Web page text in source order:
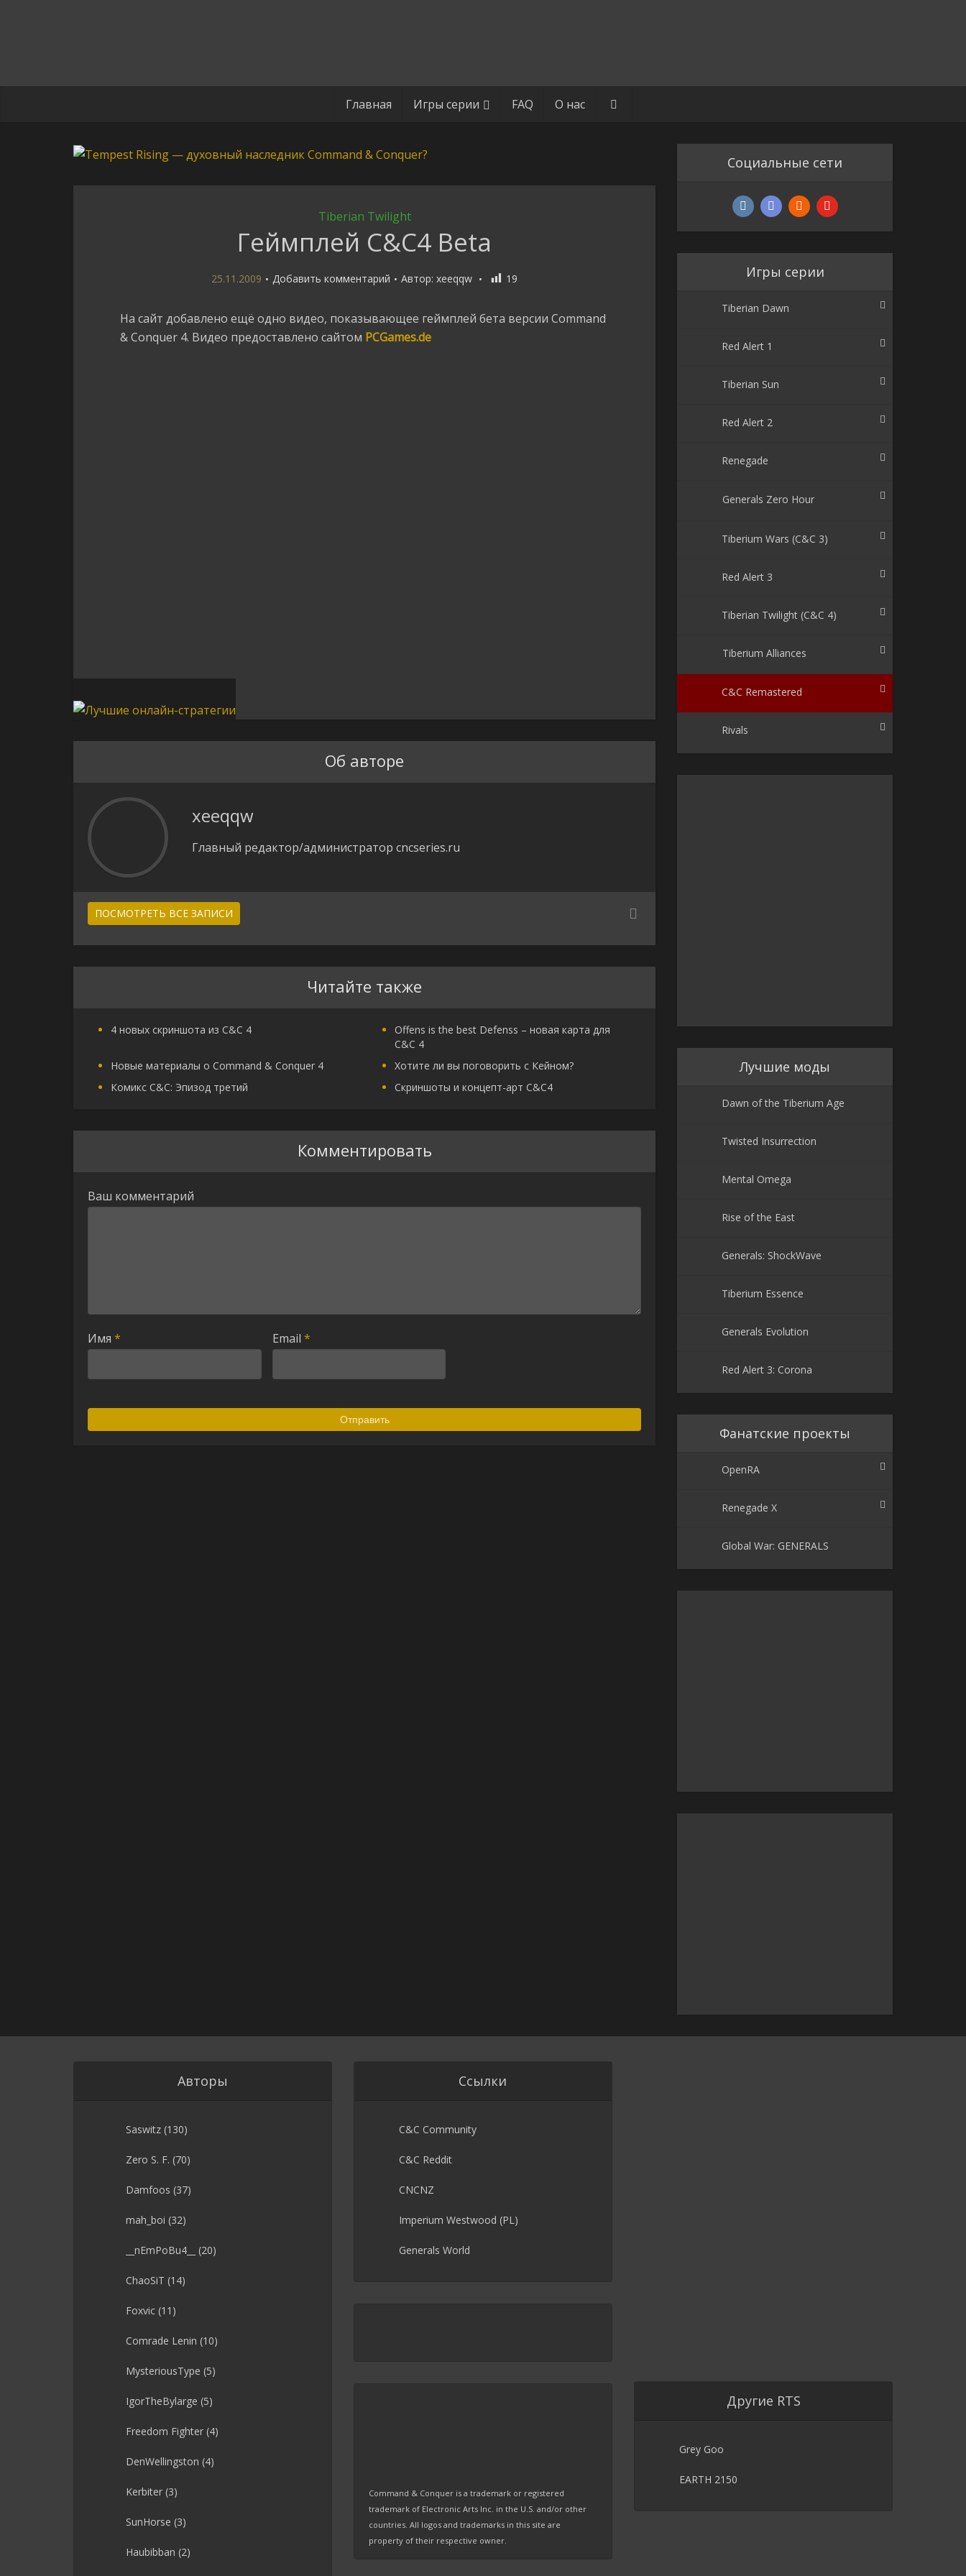
Главная Игры серии FAQ О нас
Tiberian Twilight
Геймплей C&C4 Beta
25.11.2009 Добавить комментарий Автор: xeeqqw 19
На сайт добавлено ещё одно видео, показывающее геймплей бета версии Command
& Conquer 4. Видео предоставлено сайтом PCGames.de
Об авторе
xeeqqw
Главный редактор/администратор cncseries.ru
ПОСМОТРЕТЬ ВСЕ ЗАПИСИ
Читайте также
4 новых скриншота из C&C 4
Offens is the best Defenss – новая карта для
С&С 4
Новые материалы о Command & Conquer 4
Хотите ли вы поговорить с Кейном?
Комикс C&C: Эпизод третий
Скриншоты и концепт-арт C&C4
Комментировать
Ваш комментарий
Имя * Email *
Социальные сети
Игры серии
Tiberian Dawn
Red Alert 1
Tiberian Sun
Red Alert 2
Renegade
Generals Zero Hour
Tiberium Wars (C&C 3)
Red Alert 3
Tiberian Twilight (C&C 4)
Tiberium Alliances
C&C Remastered
Rivals
Лучшие моды
Dawn of the Tiberium Age
Twisted Insurrection
Mental Omega
Rise of the East
Generals: ShockWave
Tiberium Essence
Generals Evolution
Red Alert 3: Corona
Фанатские проекты
OpenRA
Renegade X
Global War: GENERALS
Авторы
Saswitz (130)
Zero S. F. (70)
Damfoos (37)
mah_boi (32)
__nEmPoBu4__ (20)
ChaoSiT (14)
Foxvic (11)
Comrade Lenin (10)
MysteriousType (5)
IgorTheBylarge (5)
Freedom Fighter (4)
DenWellingston (4)
Kerbiter (3)
SunHorse (3)
Haubibban (2)
Ссылки
C&C Community
C&C Reddit
CNCNZ
Imperium Westwood (PL)
Generals World
Command & Conquer is a trademark or registered
trademark of Electronic Arts Inc. in the U.S. and/or other
countries. All logos and trademarks in this site are
property of their respective owner.
Другие RTS
Grey Goo
EARTH 2150